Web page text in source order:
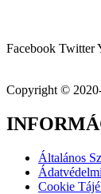
Facebook Twitter
Copyright ©
Általános
Cookie